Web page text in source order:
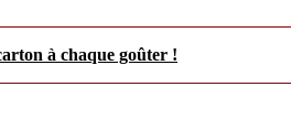
à chaque goûter !